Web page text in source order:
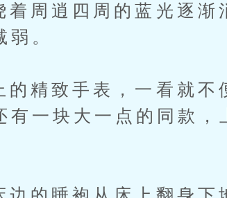
逍四周的蓝光逐渐消
。
致手表，一看就不便
有一块大一点的同款，